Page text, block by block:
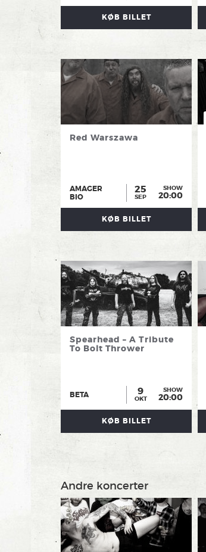
KØB BILLET
Red Warszawa
AMAGER
BIO
25
SEP
SHOW
20:00
KØB BILLET
Spearhead – A Tribute
To Bolt Thrower
BETA 9
OKT
SHOW
20:00
KØB BILLET
Andre koncerter